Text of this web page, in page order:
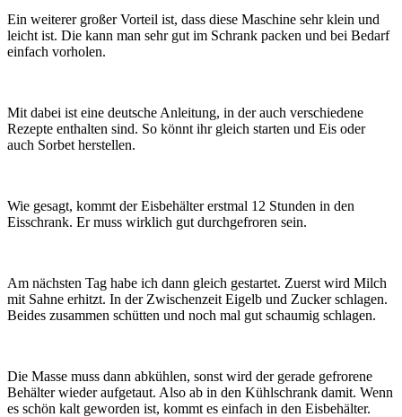
Ein weiterer großer Vorteil ist, dass diese Maschine sehr klein und
leicht ist. Die kann man sehr gut im Schrank packen und bei Bedarf
einfach vorholen.
Mit dabei ist eine deutsche Anleitung, in der auch verschiedene
Rezepte enthalten sind. So könnt ihr gleich starten und Eis oder
auch Sorbet herstellen.
Wie gesagt, kommt der Eisbehälter erstmal 12 Stunden in den
Eisschrank. Er muss wirklich gut durchgefroren sein.
Am nächsten Tag habe ich dann gleich gestartet. Zuerst wird Milch
mit Sahne erhitzt. In der Zwischenzeit Eigelb und Zucker schlagen.
Beides zusammen schütten und noch mal gut schaumig schlagen.
Die Masse muss dann abkühlen, sonst wird der gerade gefrorene
Behälter wieder aufgetaut. Also ab in den Kühlschrank damit. Wenn
es schön kalt geworden ist, kommt es einfach in den Eisbehälter.